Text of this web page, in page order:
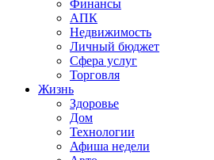
Финансы
АПК
Недвижимость
Личный бюджет
Сфера услуг
Торговля
Жизнь
Здоровье
Дом
Технологии
Афиша недели